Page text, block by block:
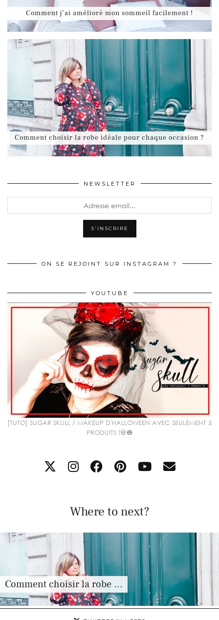
Comment j’ai amélioré mon sommeil facilement !
Comment choisir la robe idéale pour chaque occasion ?
NEWSLETTER
ON SE REJOINT SUR INSTAGRAM ?
YOUTUBE
[TUTO] SUGAR SKULL / MAKEUP D'HALLOWEEN AVEC SEULEMENT 3
PRODUITS !💀🎃
Where to next?
Comment choisir la robe …